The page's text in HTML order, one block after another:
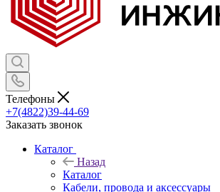
Телефоны
+7(4822)39-44-69
Заказать звонок
Каталог
Назад
Каталог
Кабели, провода и аксессуары